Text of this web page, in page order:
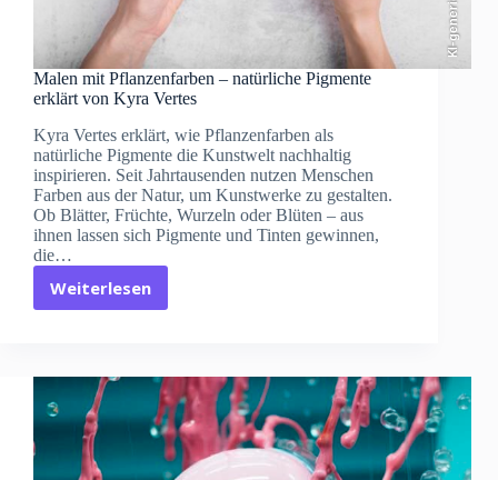
KI-generiert
Malen mit Pflanzenfarben – natürliche Pigmente
erklärt von Kyra Vertes
Kyra Vertes erklärt, wie Pflanzenfarben als
natürliche Pigmente die Kunstwelt nachhaltig
inspirieren. Seit Jahrtausenden nutzen Menschen
Farben aus der Natur, um Kunstwerke zu gestalten.
Ob Blätter, Früchte, Wurzeln oder Blüten – aus
ihnen lassen sich Pigmente und Tinten gewinnen,
die…
Weiterlesen
Malen
natürliche
Pigmente
erklärt
Kyra